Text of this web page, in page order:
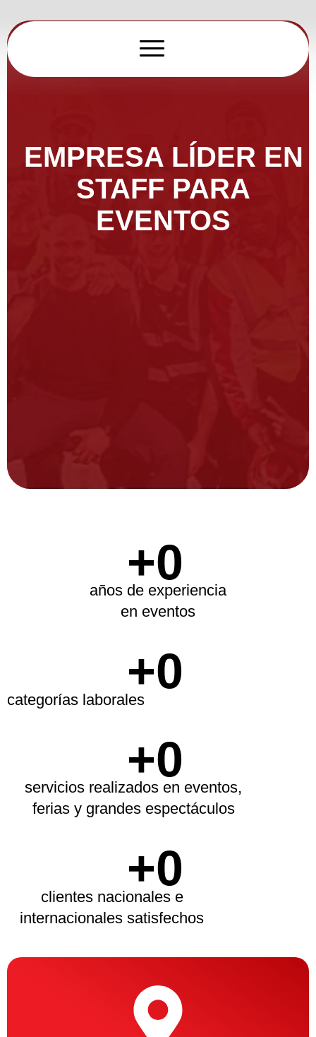
contenido
EMPRESA LÍDER EN
STAFF PARA
EVENTOS
+0
años de experiencia
en eventos
+0
categorías laborales
+0
servicios realizados en eventos,
ferias y grandes espectáculos
+0
clientes nacionales e
internacionales satisfechos